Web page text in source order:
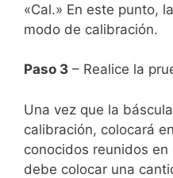
«Cal.» En este punto,
modo de calibración.
Paso 3 – Realice la
Una vez que la
calibración, colocará
conocidos reunidos en
debe colocar una